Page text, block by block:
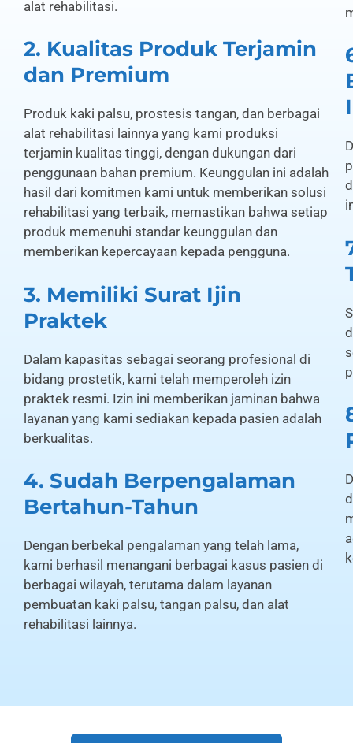
alat rehabilitasi.
2. Kualitas Produk Terjamin
dan Premium
Produk kaki palsu, prostesis tangan, dan berbagai
alat rehabilitasi lainnya yang kami produksi
terjamin kualitas tinggi, dengan dukungan dari
penggunaan bahan premium. Keunggulan ini adalah
hasil dari komitmen kami untuk memberikan solusi
rehabilitasi yang terbaik, memastikan bahwa setiap
produk memenuhi standar keunggulan dan
memberikan kepercayaan kepada pengguna.
3. Memiliki Surat Ijin
Praktek
Dalam kapasitas sebagai seorang profesional di
bidang prostetik, kami telah memperoleh izin
praktek resmi. Izin ini memberikan jaminan bahwa
layanan yang kami sediakan kepada pasien adalah
berkualitas.
4. Sudah Berpengalaman
Bertahun-Tahun
Dengan berbekal pengalaman yang telah lama,
kami berhasil menangani berbagai kasus pasien di
berbagai wilayah, terutama dalam layanan
pembuatan kaki palsu, tangan palsu, dan alat
rehabilitasi lainnya.